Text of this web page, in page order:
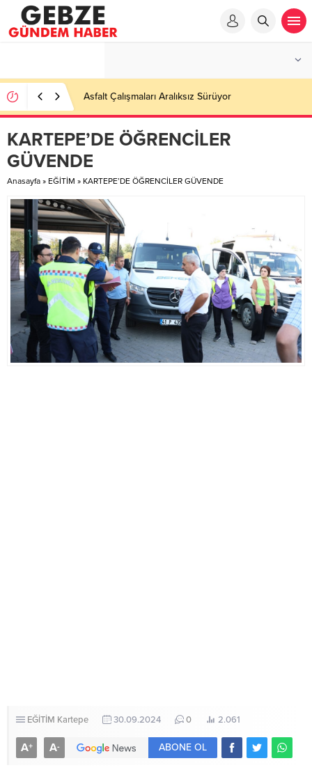
Ortaöğretime Geçiş Tercih ve Yerleştirme Kılavuzu
yayımlandı – Nefes Gazetesi – Kocaeli Haber
KARTEPE’DE ÖĞRENCİLER
GÜVENDE
Anasayfa » EĞİTİM » KARTEPE’DE ÖĞRENCİLER GÜVENDE
EĞİTİM Kartepe 30.09.2024 0 2.061
A+ A- ABONE OL